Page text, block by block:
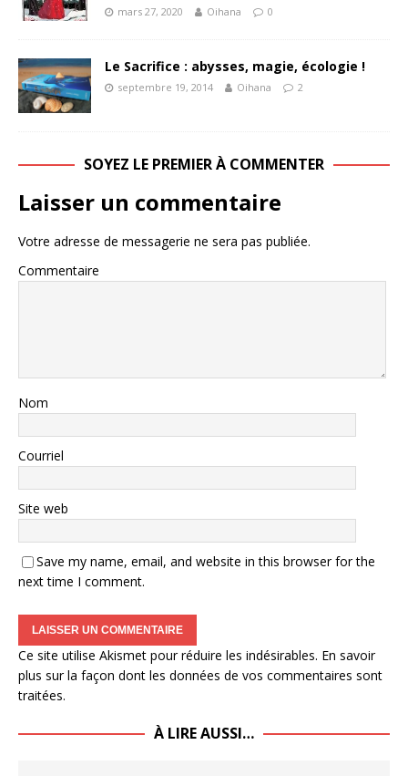
mars 27, 2020 Oihana 0
Le Sacrifice : abysses, magie, écologie !
septembre 19, 2014 Oihana 2
SOYEZ LE PREMIER À COMMENTER
Laisser un commentaire
Votre adresse de messagerie ne sera pas publiée.
Commentaire
Nom
Courriel
Site web
Save my name, email, and website in this browser for the
next time I comment.
Ce site utilise Akismet pour réduire les indésirables. En savoir
plus sur la façon dont les données de vos commentaires sont
traitées.
À LIRE AUSSI…